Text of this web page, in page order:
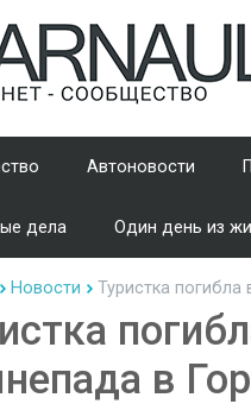
Автоновости
дела Один день из
Новости Туристка
в